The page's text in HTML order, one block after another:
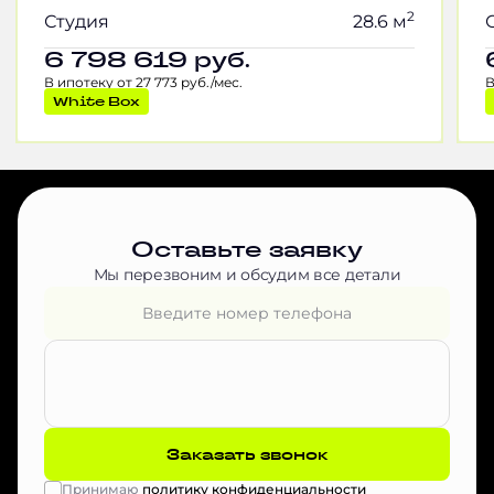
Студия 28.6 м2
6 798 619 руб.
В ипотеку от 27 773 руб./мес.
White Box
Оставьте заявку
Мы перезвоним и обсудим все детали
Заказать звонок
Принимаю политику конфиденциальности